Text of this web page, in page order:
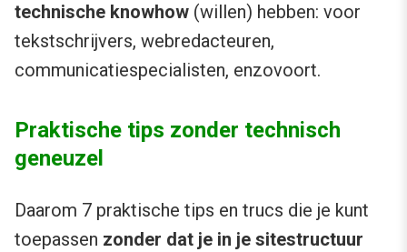
technische knowhow (willen) hebben: voor
tekstschrijvers, webredacteuren,
communicatiespecialisten, enzovoort.
Praktische tips zonder technisch
geneuzel
Daarom 7 praktische tips en trucs die je kunt
toepassen zonder dat je in je sitestructuur